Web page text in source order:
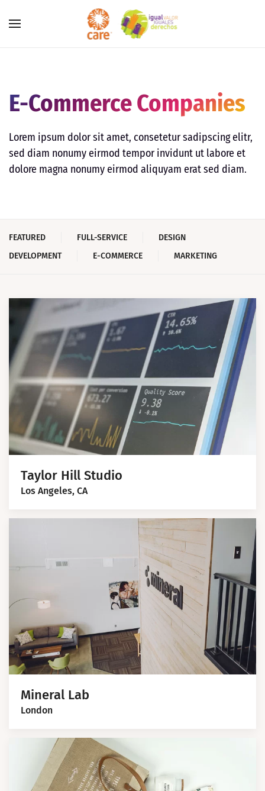
Skip to main content
E-Commerce Companies
Lorem ipsum dolor sit amet, consetetur sadipscing elitr,
sed diam nonumy eirmod tempor invidunt ut labore et
dolore magna nonumy eirmod aliquyam erat sed diam.
FEATURED FULL-SERVICE
DESIGN
DEVELOPMENT
E-COMMERCE MARKETING
Taylor Hill Studio
Los Angeles, CA
Mineral Lab
London